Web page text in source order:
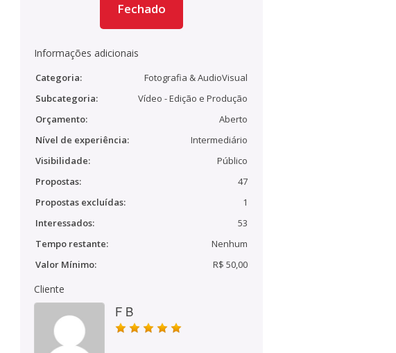
Fechado
Informações adicionais
Categoria:
Fotografia & AudioVisual
Subcategoria:
Vídeo - Edição e Produção
Orçamento:
Aberto
Nível de experiência:
Intermediário
Visibilidade:
Público
Propostas:
47
Propostas excluídas:
1
Interessados:
53
Tempo restante:
Nenhum
Valor Mínimo:
R$ 50,00
Cliente
F B